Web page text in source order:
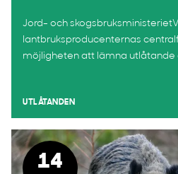
Jord- och
lantbruksproducenternas
möjligheten att lämna utlåtande
UTLÅTANDEN
14